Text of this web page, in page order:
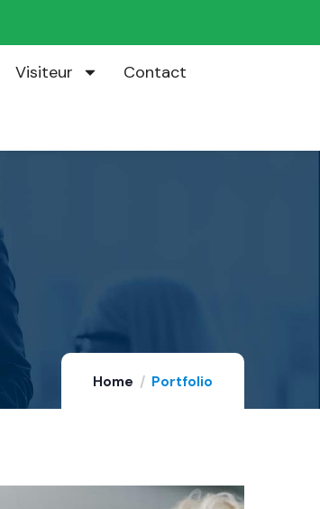
Visiteur Contact
Home Portfolio